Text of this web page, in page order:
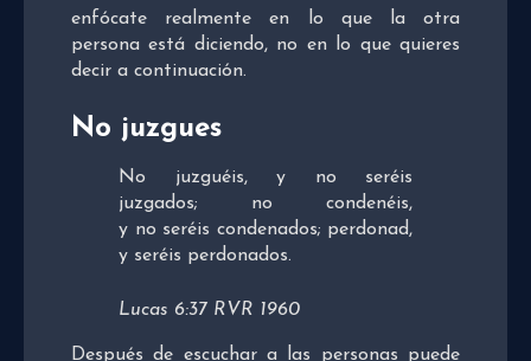
enfócate realmente en lo que la otra
persona está diciendo, no en lo que quieres
decir a continuación.
No juzgues
No juzguéis, y no seréis
juzgados; no condenéis,
y no seréis condenados; perdonad,
y seréis perdonados.
Lucas 6:37 RVR 1960
Después de escuchar a las personas puede